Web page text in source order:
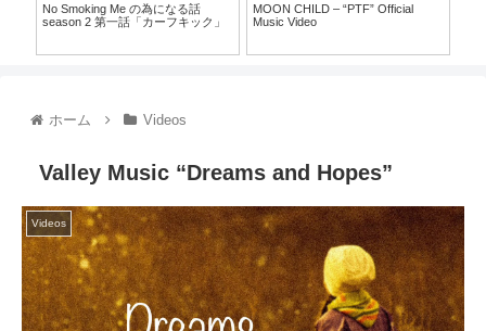
No Smoking Me の為になる話
season 2 第一話「カーフキック」
MOON CHILD – “PTF” Official
Music Video
ホーム Videos
Valley Music “Dreams and Hopes”
Videos